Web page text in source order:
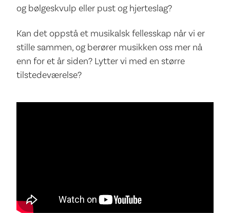
og bølgeskvulp eller pust og hjerteslag?
Kan det oppstå et musikalsk fellesskap når vi er
stille sammen, og berører musikken oss mer nå
enn for et år siden? Lytter vi med en større
tilstedeværelse?